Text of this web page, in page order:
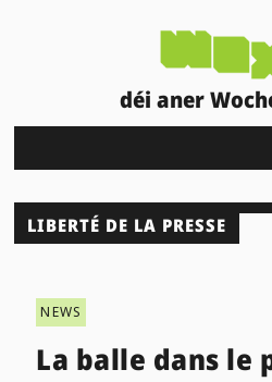
déi aner
LIBERTÉ DE LA PRESSE
NEWS
La balle dans le